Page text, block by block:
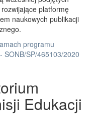
platformę
naukowych publikacji
programu
SONB/SP/465103/2020
Edukacji